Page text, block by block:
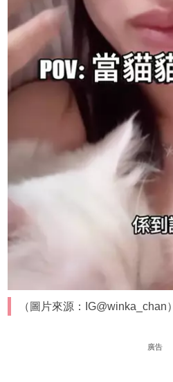
（圖片來源：IG@winka_chan）
廣告